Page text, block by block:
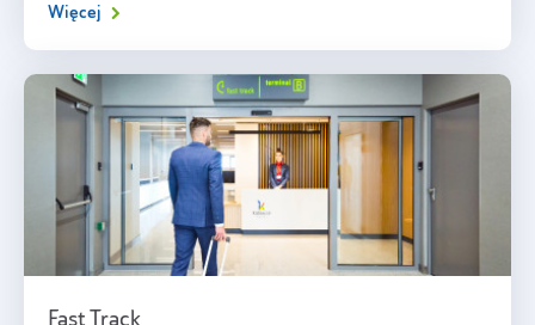
Więcej
Fast Track